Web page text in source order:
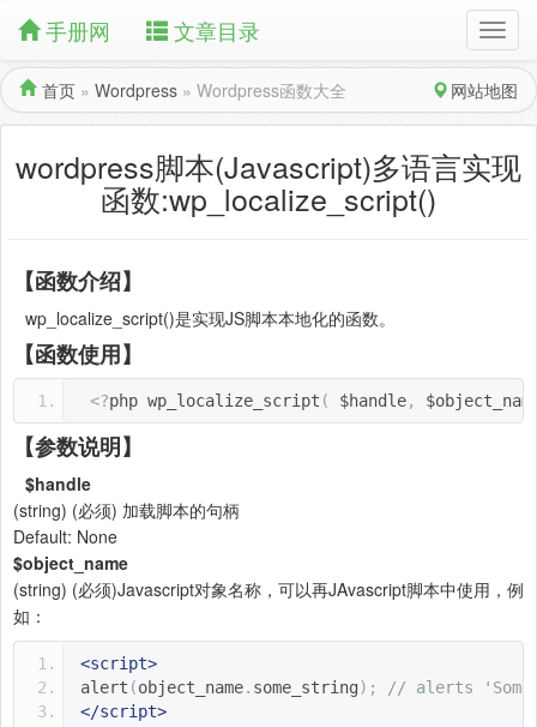
手册网 文章目录
首页 » Wordpress » Wordpress函数大全 网站地图
wordpress脚本(Javascript)多语言实现
函数:wp_localize_script()
【函数介绍】
wp_localize_script()是实现JS脚本本地化的函数。
【函数使用】
<?php wp_localize_script ( $handle,
【参数说明】
$handle
(string) (必须) 加载脚本的句柄
Default: None
$object_name
(string) (必须)Javascript对象名称，可以再JAvascript脚本中使用，例
如：
<script>
alert (object_name. some_string);
// alerts
</script>